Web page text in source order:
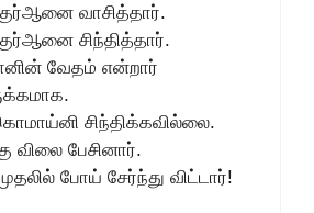
வாசித்தார்.
சிந்தித்தார்.
வேதம் என்றார்
சிந்திக்கவில்லை.
பேசினார்.
போய் சேர்ந்து விட்டார்!